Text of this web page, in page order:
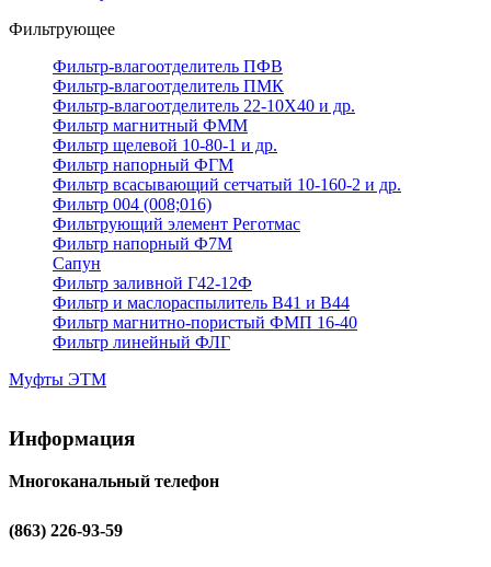
Фильтрующее
Фильтр-влагоотделитель ПФВ
Фильтр-влагоотделитель ПМК
Фильтр-влагоотделитель 22-10Х40 и др.
Фильтр магнитный ФММ
Фильтр щелевой 10-80-1 и др.
Фильтр напорный ФГМ
Фильтр всасывающий сетчатый 10-160-2 и др.
Фильтр 004 (008;016)
Фильтрующий элемент Реготмас
Фильтр напорный Ф7М
Сапун
Фильтр заливной Г42-12Ф
Фильтр и маслораспылитель В41 и В44
Фильтр магнитно-пористый ФМП 16-40
Фильтр линейный ФЛГ
Муфты ЭТМ
Информация
Многоканальный телефон
(863) 226-93-59